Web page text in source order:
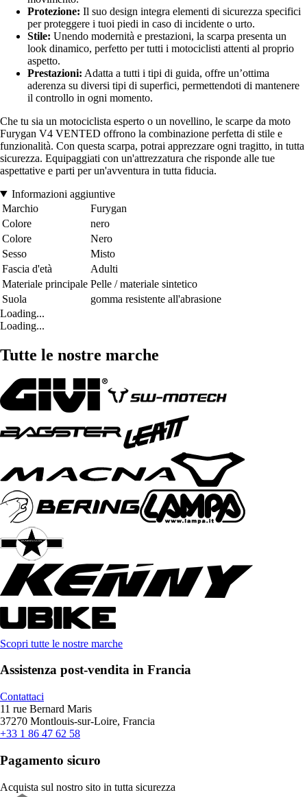
Protezione: Il suo design integra elementi di sicurezza specifici
per proteggere i tuoi piedi in caso di incidente o urto.
Stile: Unendo modernità e prestazioni, la scarpa presenta un
look dinamico, perfetto per tutti i motociclisti attenti al proprio
aspetto.
Prestazioni: Adatta a tutti i tipi di guida, offre un’ottima
aderenza su diversi tipi di superfici, permettendoti di mantenere
il controllo in ogni momento.
Che tu sia un motociclista esperto o un novellino, le scarpe da moto
Furygan V4 VENTED offrono la combinazione perfetta di stile e
funzionalità. Con questa scarpa, potrai apprezzare ogni tragitto, in tutta
sicurezza. Equipaggiati con un'attrezzatura che risponde alle tue
aspettative e parti per un'avventura in tutta fiducia.
Informazioni aggiuntive
Marchio
Furygan
Colore
nero
Colore
Nero
Sesso
Misto
Fascia d'età
Adulti
Materiale principale Pelle / materiale sintetico
Suola
gomma resistente all'abrasione
Loading...
Loading...
Tutte le nostre marche
Scopri tutte le nostre marche
Assistenza post-vendita in Francia
Contattaci
11 rue Bernard Maris
37270 Montlouis-sur-Loire, Francia
+33 1 86 47 62 58
Pagamento sicuro
Acquista sul nostro sito in tutta sicurezza